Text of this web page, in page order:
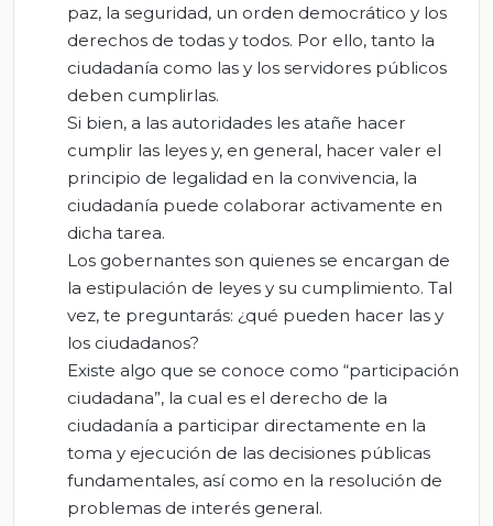
paz, la seguridad, un orden democrático y los
derechos de todas y todos. Por ello, tanto la
ciudadanía como las y los servidores públicos
deben cumplirlas.
Si bien, a las autoridades les atañe hacer
cumplir las leyes y, en general, hacer valer el
principio de legalidad en la convivencia, la
ciudadanía puede colaborar activamente en
dicha tarea.
Los gobernantes son quienes se encargan de
la estipulación de leyes y su cumplimiento. Tal
vez, te preguntarás: ¿qué pueden hacer las y
los ciudadanos?
Existe algo que se conoce como “participación
ciudadana”, la cual es el derecho de la
ciudadanía a participar directamente en la
toma y ejecución de las decisiones públicas
fundamentales, así como en la resolución de
problemas de interés general.